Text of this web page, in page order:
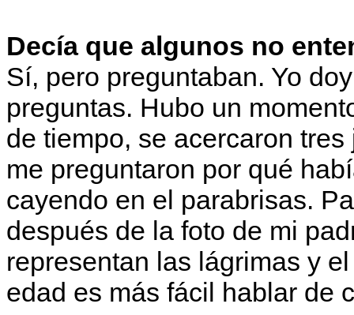
Decía que algunos no
Sí, pero preguntaban. Yo
preguntas. Hubo un
de tiempo, se acercaron
me preguntaron por qué
cayendo en el parabrisas.
después de la foto de mi
representan las lágrimas y
edad es más fácil hablar de